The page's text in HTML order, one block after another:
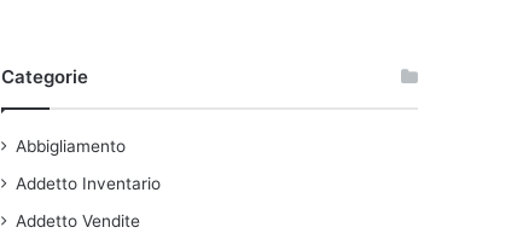
Categorie
Abbigliamento
Addetto Inventario
Addetto Vendite